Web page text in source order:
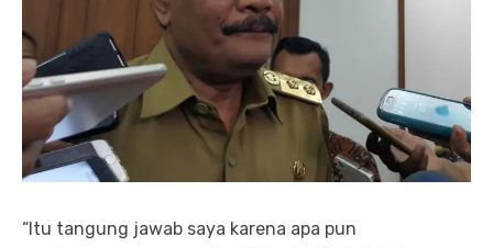
“Itu tangung jawab saya karena apa pun